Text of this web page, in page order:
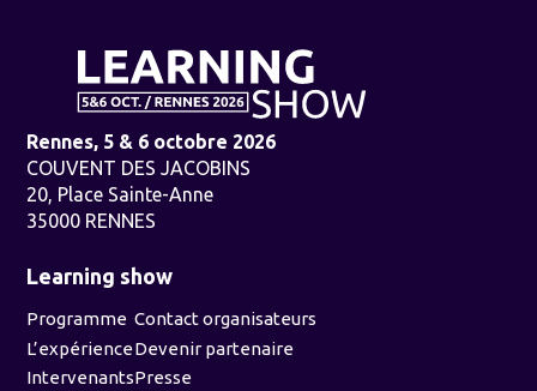
Rennes, 5 & 6 octobre 2026
COUVENT DES JACOBINS
20, Place Sainte-Anne
35000 RENNES
Learning show
Programme
L’expérience
Intervenants
Contact organisateurs
Devenir partenaire
Presse